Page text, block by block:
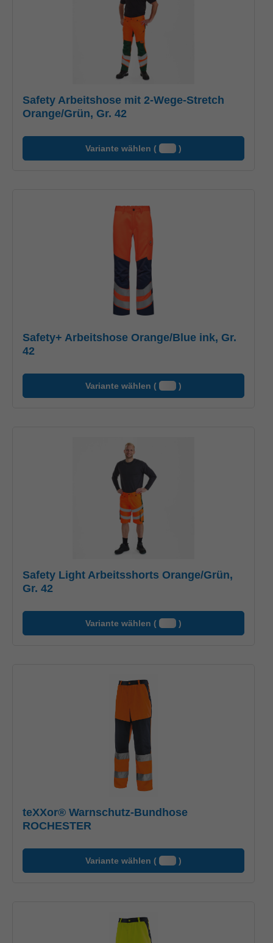
Safety Arbeitshose mit 2-Wege-Stretch
Orange/Grün, Gr. 42
Variante wählen ( )
Safety+ Arbeitshose Orange/Blue ink, Gr.
42
Variante wählen ( )
Safety Light Arbeitsshorts Orange/Grün,
Gr. 42
Variante wählen ( )
teXXor® Warnschutz-Bundhose
ROCHESTER
Variante wählen ( )